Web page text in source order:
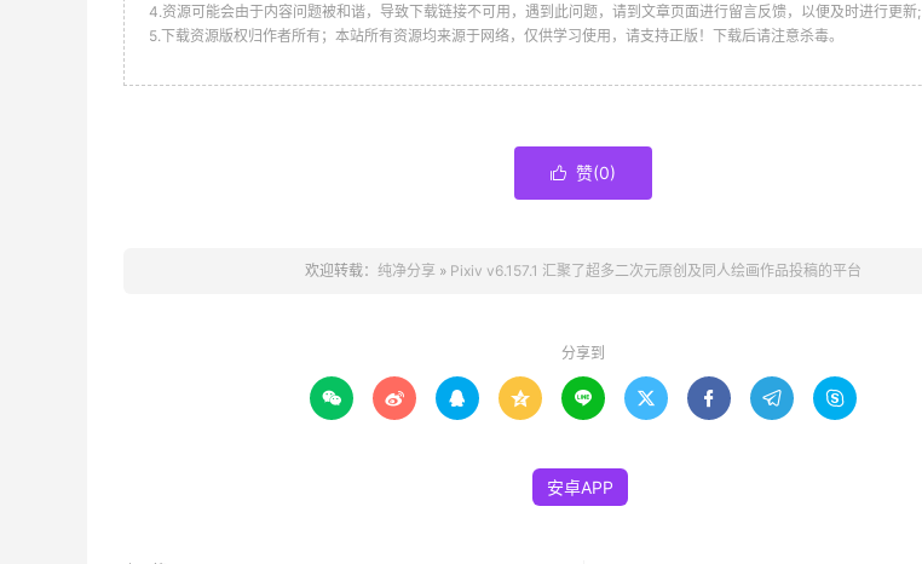
4.资源可能会由于内容问题被和谐，导致下载链接不可用，遇到此问题，请到文章页面进行留言反馈，以便及时进行更新;
5.下载资源版权归作者所有；本站所有资源均来源于网络，仅供学习使用，请支持正版！下载后请注意杀毒。
 赞(0)
欢迎转载： 纯净分享 » Pixiv v6.157.1 汇聚了超多二次元原创及同人绘画作品投稿的平台
分享到
        
安卓APP